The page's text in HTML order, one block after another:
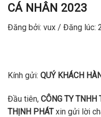
CÁ NHÂN 2023
Đăng bởi: vux / Đăng lúc:
Kính gửi: QUÝ KHÁCH
Đầu tiên, CÔNG TY TNHH
THỊNH PHÁTxin gửi lời